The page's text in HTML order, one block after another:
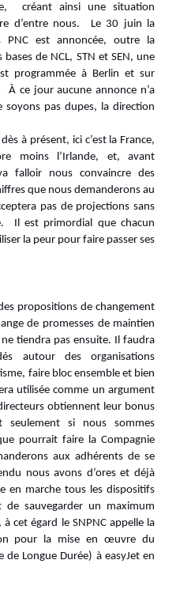
créant ainsi une situation
d’entre nous. Le 30 juin la
PNC est annoncée, outre la
de NCL, STN et SEN, une
programmée à Berlin et sur
À ce jour aucune annonce n’a
pas dupes, la direction
à présent, ici c’est la France,
moins l’Irlande, et, avant
falloir nous convaincre des
que nous demanderons au
pas de projections sans
Il est primordial que chacun
la peur pour faire passer ses
propositions de changement
de promesses de maintien
ne tiendra pas ensuite. Il faudra
autour des organisations
faire bloc ensemble et bien
utilisée comme un argument
obtiennent leur bonus
si nous sommes
pourrait faire la Compagnie
aux adhérents de se
nous avons d’ores et déjà
en marche tous les dispositifs
de sauvegarder un maximum
cet égard le SNPNC appelle la
pour la mise en œuvre du
Longue Durée) à easyJet en